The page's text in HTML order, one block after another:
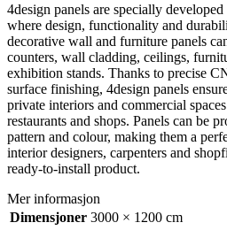
4design panels are specially
where design, functionality and
decorative wall and furniture panels
counters, wall cladding, ceilings,
exhibition stands. Thanks to precise
surface finishing, 4design panels
private interiors and commercial
restaurants and shops. Panels can be
pattern and colour, making them a
interior designers, carpenters and
ready-to-install product.
Mer informasjon
Dimensjoner 3000 × 1200 cm